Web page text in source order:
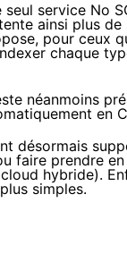
seul service No
ainsi plus
pour ceux
chaque
néanmoins
en
désormais
faire prendre
hybride).
simples.